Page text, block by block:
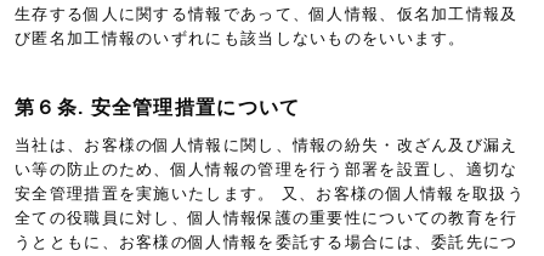
生存する個人に関する情報であって、個人情報、仮名加工情報及
び匿名加工情報のいずれにも該当しないものをいいます。
第６条. 安全管理措置について
当社は、お客様の個人情報に関し、情報の紛失・改ざん及び漏え
い等の防止のため、個人情報の管理を行う部署を設置し、適切な
安全管理措置を実施いたします。 又、お客様の個人情報を取扱う
全ての役職員に対し、個人情報保護の重要性についての教育を行
うとともに、お客様の個人情報を委託する場合には、委託先につ